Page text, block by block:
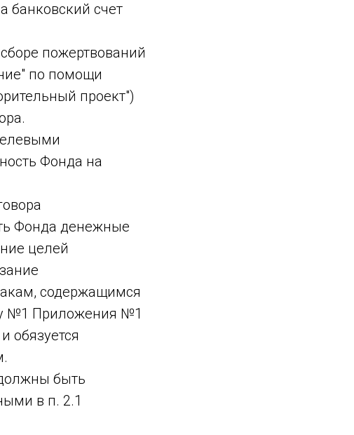
банковский счет
пожертвований
по помощи
проект")
Фонда на
Фонда денежные
целей
содержащимся
№1 Приложения №1
обязуется
быть
в п. 2.1